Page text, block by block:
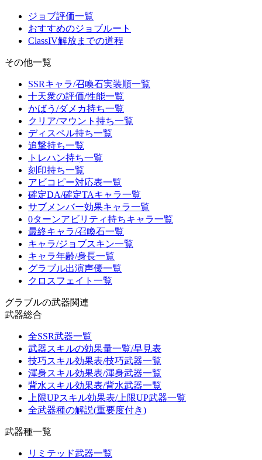
ジョブ評価一覧
おすすめのジョブルート
ClassIV解放までの道程
その他一覧
SSRキャラ/召喚石実装順一覧
十天衆の評価/性能一覧
かばう/ダメカ持ち一覧
クリア/マウント持ち一覧
ディスペル持ち一覧
追撃持ち一覧
トレハン持ち一覧
刻印持ち一覧
アビコピー対応表一覧
確定DA/確定TAキャラ一覧
サブメンバー効果キャラ一覧
0ターンアビリティ持ちキャラ一覧
最終キャラ/召喚石一覧
キャラ/ジョブスキン一覧
キャラ年齢/身長一覧
グラブル出演声優一覧
クロスフェイト一覧
グラブルの武器関連
武器総合
全SSR武器一覧
武器スキルの効果量一覧/早見表
技巧スキル効果表/技巧武器一覧
渾身スキル効果表/渾身武器一覧
背水スキル効果表/背水武器一覧
上限UPスキル効果表/上限UP武器一覧
全武器種の解説(重要度付き)
武器種一覧
リミテッド武器一覧